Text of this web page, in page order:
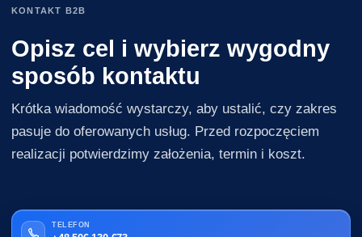
KONTAKT B2B
Opisz cel i wybierz wygodny
sposób kontaktu
Krótka wiadomość wystarczy, aby ustalić, czy zakres
pasuje do oferowanych usług. Przed rozpoczęciem
realizacji potwierdzimy założenia, termin i koszt.
TELEFON